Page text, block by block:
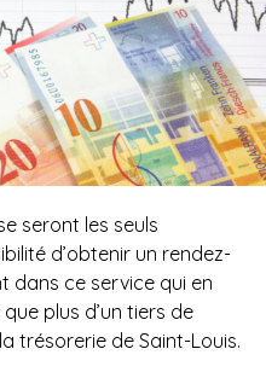
seront les seuls
d’obtenir un rendez-
dans ce service qui en
plus d’un tiers de
trésorerie de Saint-Louis.